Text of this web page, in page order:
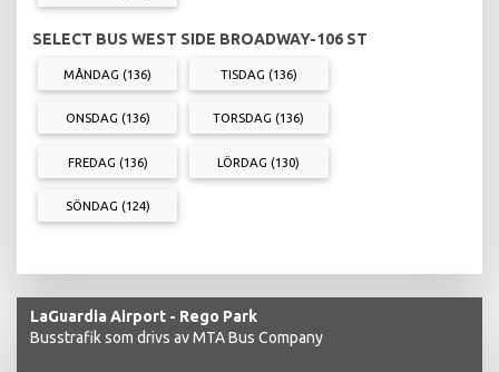
SELECT BUS WEST SIDE BROADWAY-106 ST
MÅNDAG (136) TISDAG (136)
ONSDAG (136) TORSDAG (136)
FREDAG (136) LÖRDAG (130)
SÖNDAG (124)
LaGuardia Airport - Rego Park
Busstrafik som drivs av MTA Bus Company